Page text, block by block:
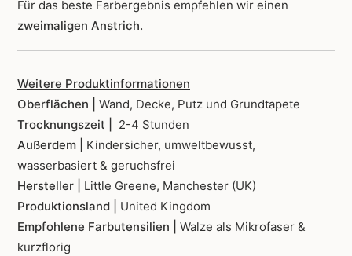
Für das beste Farbergebnis empfehlen wir einen
zweimaligen Anstrich.
Weitere Produktinformationen
Oberflächen | Wand, Decke, Putz und Grundtapete
Trocknungszeit |
2-4 Stunden
Außerdem | Kindersicher, umweltbewusst,
wasserbasiert & geruchsfrei
Hersteller | Little Greene, Manchester (UK)
Produktionsland | United Kingdom
Empfohlene Farbutensilien | Walze als Mikrofaser &
kurzflorig